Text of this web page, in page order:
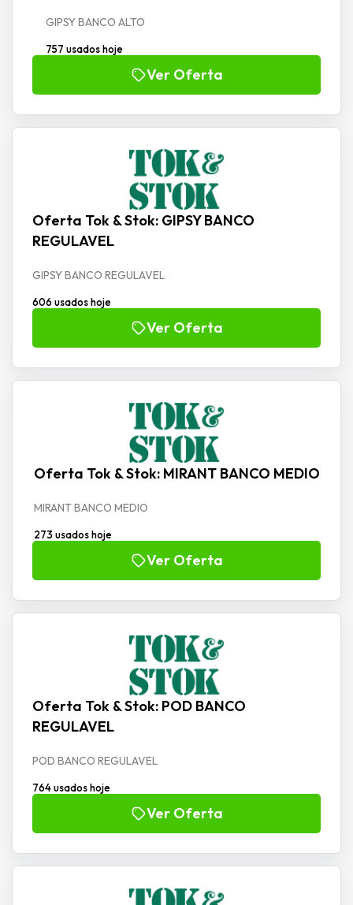
GIPSY BANCO ALTO
757 usados hoje
Ver Oferta
Oferta Tok & Stok: GIPSY BANCO
REGULAVEL
GIPSY BANCO REGULAVEL
606 usados hoje
Ver Oferta
Oferta Tok & Stok: MIRANT BANCO MEDIO
MIRANT BANCO MEDIO
273 usados hoje
Ver Oferta
Oferta Tok & Stok: POD BANCO
REGULAVEL
POD BANCO REGULAVEL
764 usados hoje
Ver Oferta